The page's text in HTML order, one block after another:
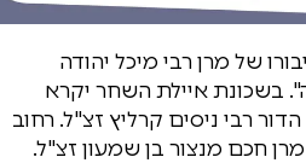
של מרן רבי מיכל יהודה
בשכונת איילת השחר יקרא
רבי ניסים קרליץ זצ"ל. רחוב
חכם מנצור בן שמעון זצ"ל.